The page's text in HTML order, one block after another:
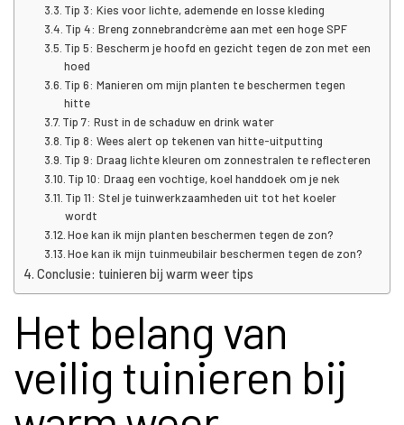
Tip 3: Kies voor lichte, ademende en losse kleding
Tip 4: Breng zonnebrandcrème aan met een hoge SPF
Tip 5: Bescherm je hoofd en gezicht tegen de zon met een
hoed
Tip 6: Manieren om mijn planten te beschermen tegen
hitte
Tip 7: Rust in de schaduw en drink water
Tip 8: Wees alert op tekenen van hitte-uitputting
Tip 9: Draag lichte kleuren om zonnestralen te reflecteren
Tip 10: Draag een vochtige, koel handdoek om je nek
Tip 11: Stel je tuinwerkzaamheden uit tot het koeler
wordt
Hoe kan ik mijn planten beschermen tegen de zon?
Hoe kan ik mijn tuinmeubilair beschermen tegen de zon?
Conclusie: tuinieren bij warm weer tips
Het belang van
veilig tuinieren bij